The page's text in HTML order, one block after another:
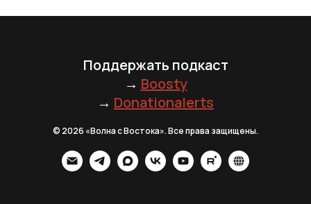
Поддержать подкаст
→ Boosty
→ Donationalerts
© 2026 «Волна с Востока». Все права защищены.